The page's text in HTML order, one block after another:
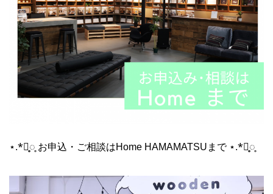
⋆.*⃝̥◌̥ お申込・ご相談はHome HAMAMATSUまで ⋆.*⃝̥◌̥